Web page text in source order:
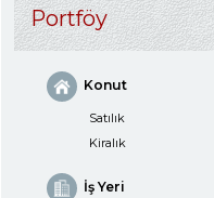
Portföy
Konut
Satılık
Kiralık
İş Yeri